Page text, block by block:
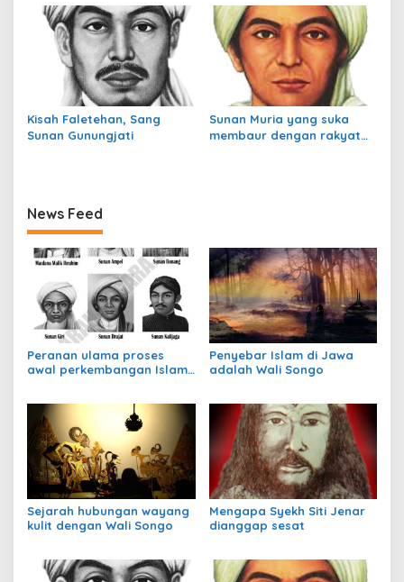
Kisah Faletehan, Sang
Sunan Gunungjati
Sunan Muria yang suka
membaur dengan rakyat
News Feed
Peranan ulama proses
awal perkembangan Islam
Penyebar Islam di Jawa
adalah Wali Songo
Sejarah hubungan wayang
kulit dengan Wali Songo
Mengapa Syekh Siti Jenar
dianggap sesat